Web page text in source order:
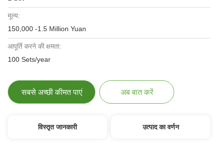
मूल्य:
150,000 -1.5 Million Yuan
आपूर्ति करने की क्षमता:
100 Sets/year
सबसे अच्छी कीमत पाएं अब बात करें
विस्तृत जानकारी उत्पाद का वर्णन